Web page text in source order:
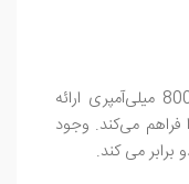
این کوادکوپتر با باتری لیتیوم‌ پلیمر 8000 میلی‌آمپری ارائه
پرواز را فراهم می‌کند. وجود
برابر می‌ کند.